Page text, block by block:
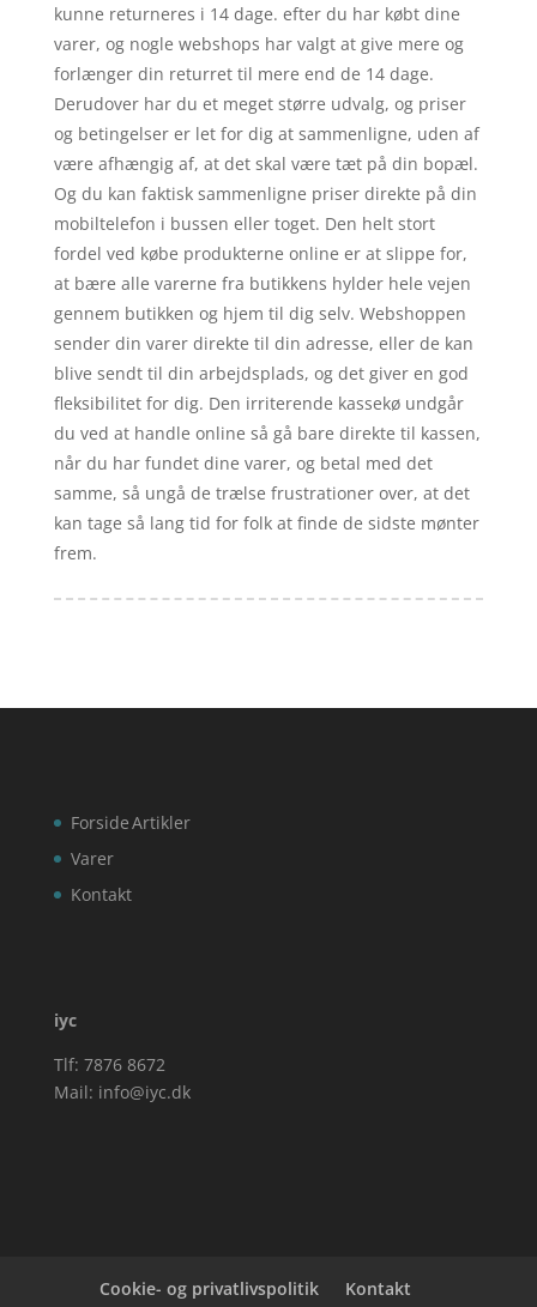
kunne returneres i 14 dage. efter du har købt dine
varer, og nogle webshops har valgt at give mere og
forlænger din returret til mere end de 14 dage.
Derudover har du et meget større udvalg, og priser
og betingelser er let for dig at sammenligne, uden af
være afhængig af, at det skal være tæt på din bopæl.
Og du kan faktisk sammenligne priser direkte på din
mobiltelefon i bussen eller toget. Den helt stort
fordel ved købe produkterne online er at slippe for,
at bære alle varerne fra butikkens hylder hele vejen
gennem butikken og hjem til dig selv. Webshoppen
sender din varer direkte til din adresse, eller de kan
blive sendt til din arbejdsplads, og det giver en god
fleksibilitet for dig. Den irriterende kassekø undgår
du ved at handle online så gå bare direkte til kassen,
når du har fundet dine varer, og betal med det
samme, så ungå de trælse frustrationer over, at det
kan tage så lang tid for folk at finde de sidste mønter
frem.
Forside
Varer
Kontakt
Artikler
iyc
Tlf: 7876 8672
Mail: info@iyc.dk
Cookie- og privatlivspolitik Kontakt